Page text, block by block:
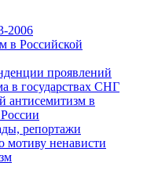
2006
в Российской
проявлений
в государствах СНГ
антисемитизм в
репортажи
мотиву ненависти